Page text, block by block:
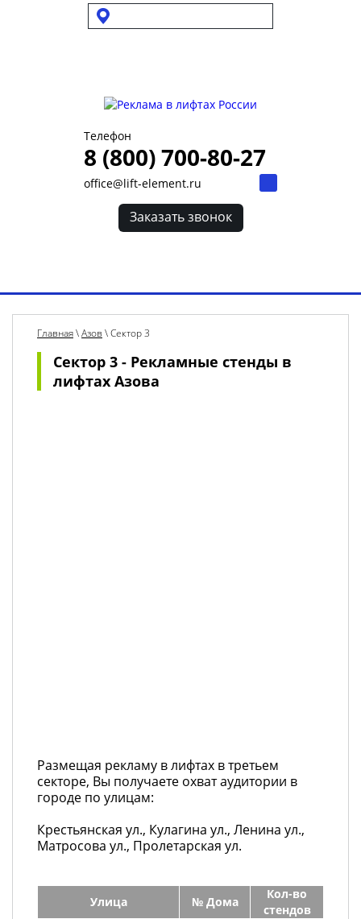
Телефон
8 (800) 700-80-27
office@lift-element.ru
Заказать звонок
Главная\Азов \Сектор 3
Сектор 3 - Рекламные стенды в
лифтах Азова
Размещая рекламу в лифтах в третьем
секторе, Вы получаете охват аудитории в
городе по улицам:
Крестьянская ул., Кулагина ул., Ленина ул.,
Матросова ул., Пролетарская ул.
Улица № Дома
Кол-во
стендов